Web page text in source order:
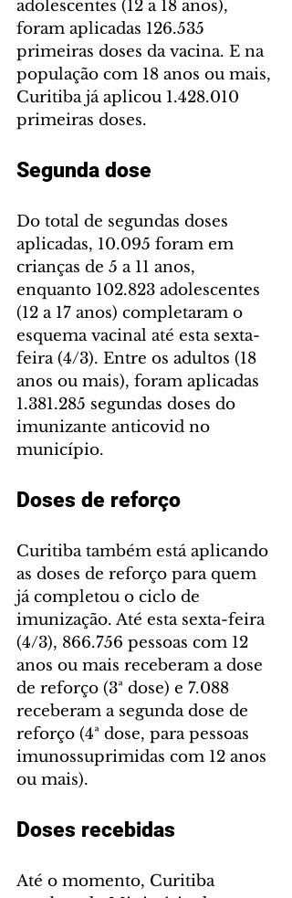
adolescentes (12 a 18 anos),
foram aplicadas 126.535
primeiras doses da vacina. E na
população com 18 anos ou mais,
Curitiba já aplicou 1.428.010
primeiras doses.
Segunda dose
Do total de segundas doses
aplicadas, 10.095 foram em
crianças de 5 a 11 anos,
enquanto 102.823 adolescentes
(12 a 17 anos) completaram o
esquema vacinal até esta sexta-
feira (4/3). Entre os adultos (18
anos ou mais), foram aplicadas
1.381.285 segundas doses do
imunizante anticovid no
município.
Doses de reforço
Curitiba também está aplicando
as doses de reforço para quem
já completou o ciclo de
imunização. Até esta sexta-feira
(4/3), 866.756 pessoas com 12
anos ou mais receberam a dose
de reforço (3ª dose) e 7.088
receberam a segunda dose de
reforço (4ª dose, para pessoas
imunossuprimidas com 12 anos
ou mais).
Doses recebidas
Até o momento, Curitiba